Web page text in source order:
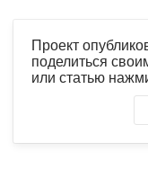
Проект
поделиться
или статью